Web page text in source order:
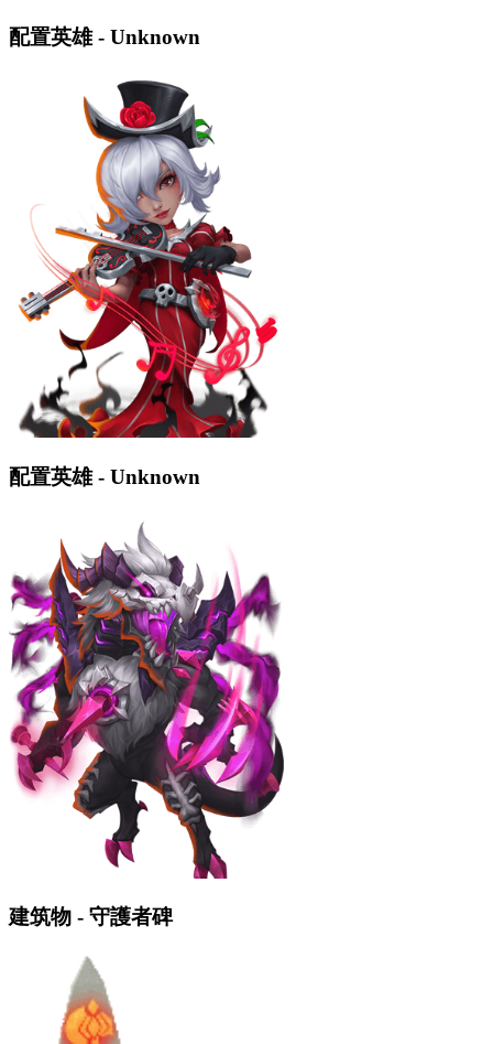
配置英雄 - Unknown
配置英雄 - Unknown
建筑物 - 守護者碑